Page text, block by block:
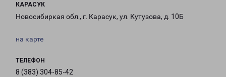
КАРАСУК
Новосибиркая обл., г. Карасук, ул. Кутузова, д. 10Б
на карте
ТЕЛЕФОН
8 (383) 304-85-42